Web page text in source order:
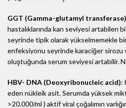
GGT (Gamma-glutamyl transferase)
hastalıklarında kan seviyesi artabilen
seyrinde tipik olarak yükselmemekle
enfeksiyonu seyrinde karaciğer sirozu
oluştuğunda serum seviyesi artabilir.
HBV- DNA (Deoxyribonucleic acid):
eden nükleik asit. Serumda yüksek
>20.000/ml ) aktif viral çoğalımın